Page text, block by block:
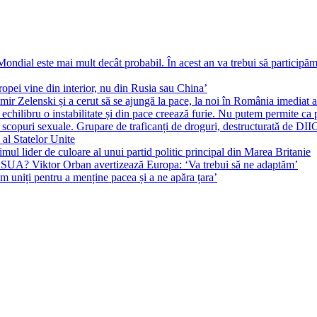
este mai mult decât probabil. În acest an va trebui să
vine din interior, nu din Rusia sau China’
și a cerut să se ajungă la pace, la noi în România imediat
o instabilitate și din pace creează furie. Nu putem permite
sexuale. Grupare de traficanți de droguri, destructurată de
al Statelor Unite
lider de culoare al unui partid politic principal din Marea Britanie
Viktor Orban avertizează Europa: ‘Va trebui să ne adaptăm’
pentru a menține pacea și a ne apăra țara’